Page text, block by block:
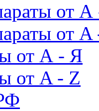
от А
от A
от А - Я
от A - Z